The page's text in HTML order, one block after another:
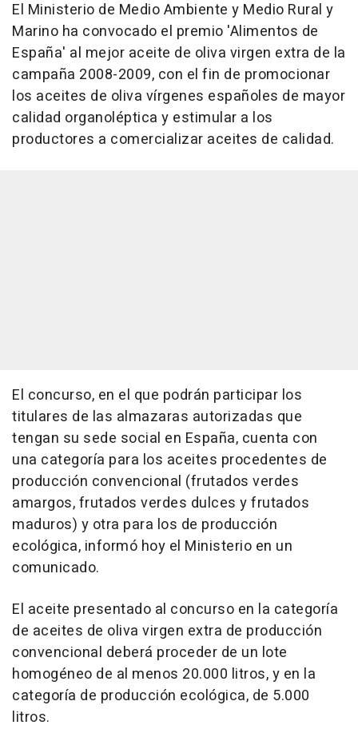
El Ministerio de Medio Ambiente y Medio Rural y
Marino ha convocado el premio 'Alimentos de
España' al mejor aceite de oliva virgen extra de la
campaña 2008-2009, con el fin de promocionar
los aceites de oliva vírgenes españoles de mayor
calidad organoléptica y estimular a los
productores a comercializar aceites de calidad.
El concurso, en el que podrán participar los
titulares de las almazaras autorizadas que
tengan su sede social en España, cuenta con
una categoría para los aceites procedentes de
producción convencional (frutados verdes
amargos, frutados verdes dulces y frutados
maduros) y otra para los de producción
ecológica, informó hoy el Ministerio en un
comunicado.
El aceite presentado al concurso en la categoría
de aceites de oliva virgen extra de producción
convencional deberá proceder de un lote
homogéneo de al menos 20.000 litros, y en la
categoría de producción ecológica, de 5.000
litros.